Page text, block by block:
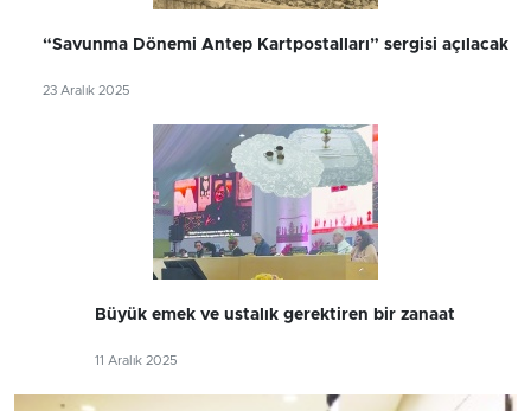
“Savunma Dönemi Antep Kartpostalları” sergisi açılacak
23 Aralık 2025
Büyük emek ve ustalık gerektiren bir zanaat
11 Aralık 2025